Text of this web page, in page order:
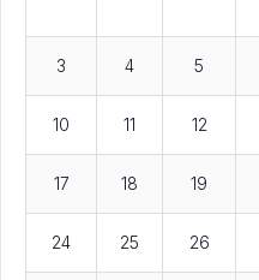
3 4 5
10 11 12
17 18 19
24 25 26